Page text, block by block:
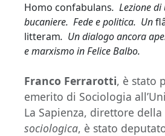
Homo confabulans. Lezione
bucaniere. Fede e politica. Un
litteram. Un dialogo ancora
e marxismo in Felice Balbo.
Franco Ferrarotti, è stato
emerito di Sociologia
La Sapienza, direttore
sociologica, è stato